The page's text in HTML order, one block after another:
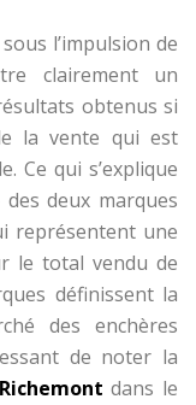
l’impulsion de
clairement un
obtenus si
la vente qui est
Ce qui s’explique
deux marques
représentent une
le total vendu de
définissent la
des enchères
de noter la
Richemont dans le